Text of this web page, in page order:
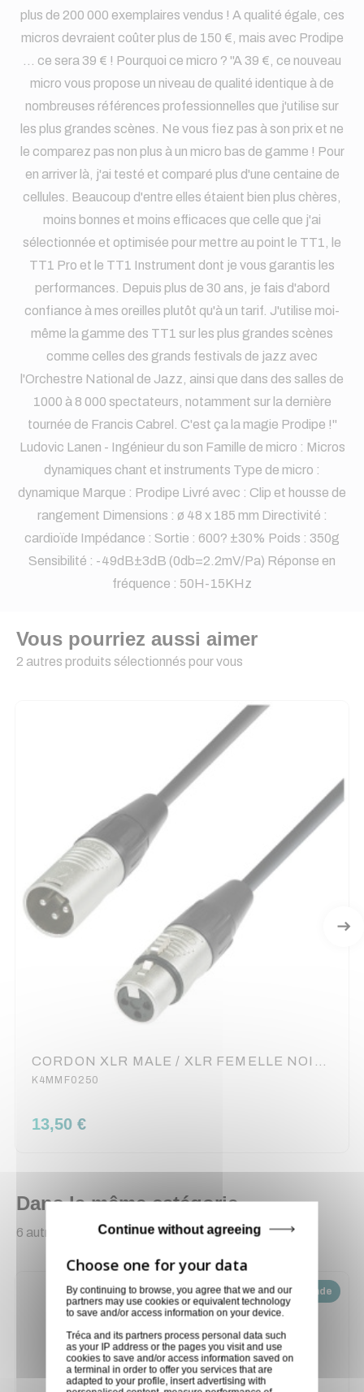
plus de 200 000 exemplaires vendus ! A qualité égale, ces
micros devraient coûter plus de 150 €, mais avec Prodipe
... ce sera 39 € ! Pourquoi ce micro ? "A 39 €, ce nouveau
micro vous propose un niveau de qualité identique à de
nombreuses références professionnelles que j'utilise sur
les plus grandes scènes. Ne vous fiez pas à son prix et ne
le comparez pas non plus à un micro bas de gamme ! Pour
en arriver là, j'ai testé et comparé plus d'une centaine de
cellules. Beaucoup d'entre elles étaient bien plus chères,
moins bonnes et moins efficaces que celle que j'ai
sélectionnée et optimisée pour mettre au point le TT1, le
TT1 Pro et le TT1 Instrument dont je vous garantis les
performances. Depuis plus de 30 ans, je fais d'abord
confiance à mes oreilles plutôt qu'à un tarif. J'utilise moi-
même la gamme des TT1 sur les plus grandes scènes
comme celles des grands festivals de jazz avec
l'Orchestre National de Jazz, ainsi que dans des salles de
1000 à 8 000 spectateurs, notamment sur la dernière
tournée de Francis Cabrel. C'est ça la magie Prodipe !"
Ludovic Lanen - Ingénieur du son Famille de micro : Micros
dynamiques chant et instruments Type de micro :
dynamique Marque : Prodipe Livré avec : Clip et housse de
rangement Dimensions : ø 48 x 185 mm Directivité :
cardioïde Impédance : Sortie : 600? ±30% Poids : 350g
Sensibilité : -49dB±3dB (0db=2.2mV/Pa) Réponse en
fréquence : 50H-15KHz
Vous pourriez aussi aimer
2 autres produits sélectionnés pour vous
K4MMF0250
13,50 €
Dans la même catégorie
6 autres produits sélectionnés pour vous
Disponible sur demande
By continuing to browse, you agree that we and our
partners may use cookies or equivalent technology
to save and/or access information on your device.
Tréca and its partners process personal data such
as your IP address or the pages you visit and use
cookies to save and/or access information saved on
a terminal in order to offer you services that are
adapted to your profile, insert advertising with
Continue without agreeing